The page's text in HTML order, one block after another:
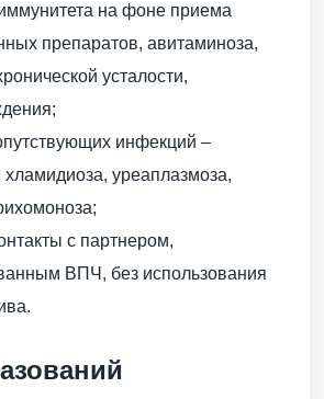
на фоне приема
препаратов, авитаминоза,
усталости,
инфекций –
хламидиоза, уреаплазмоза,
с партнером,
ВПЧ, без использования